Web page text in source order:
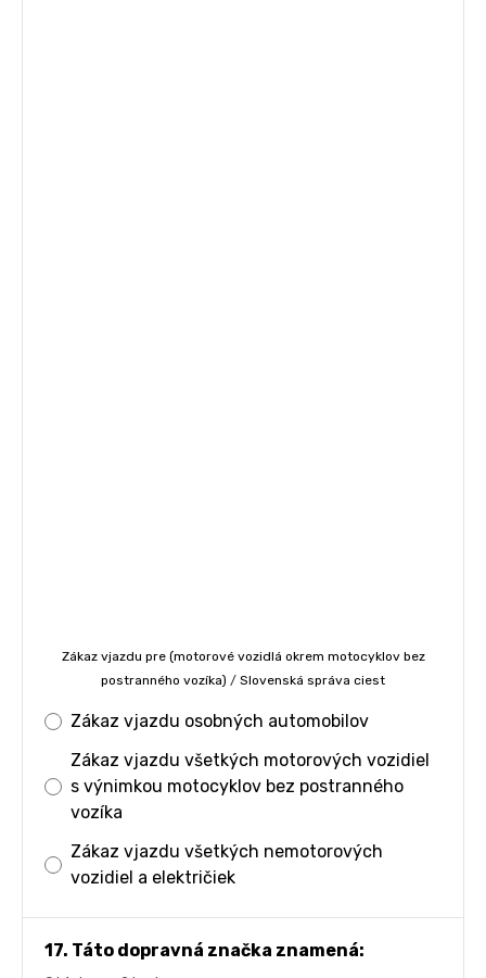
Zákaz vjazdu pre (motorové vozidlá okrem motocyklov bez
postranného vozíka) / Slovenská správa ciest
Zákaz vjazdu osobných automobilov
Zákaz vjazdu všetkých motorových vozidiel
s výnimkou motocyklov bez postranného
vozíka
Zákaz vjazdu všetkých nemotorových
vozidiel a električiek
17. Táto dopravná značka znamená: